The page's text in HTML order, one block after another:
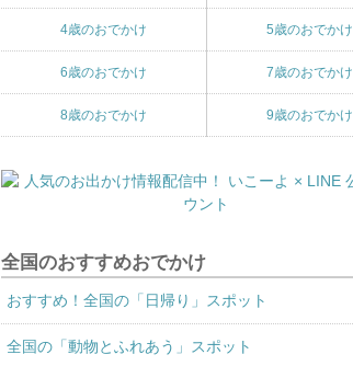
4歳のおでかけ 5歳のおでかけ
6歳のおでかけ 7歳のおでかけ
8歳のおでかけ 9歳のおでかけ
全国のおすすめおでかけ
おすすめ！全国の「日帰り」スポット
全国の「動物とふれあう」スポット